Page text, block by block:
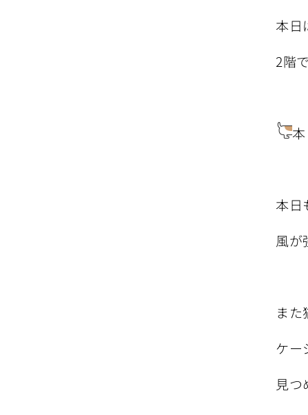
本日
2階
本日
風が
また
ケー
見つ